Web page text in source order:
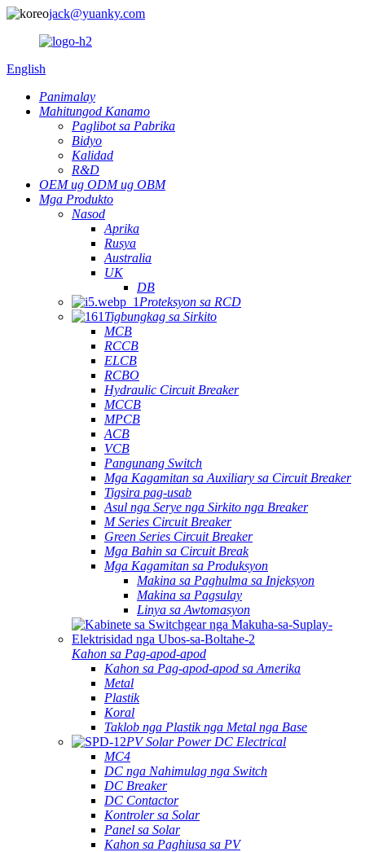
jack@yuanky.com
English
Panimalay
Mahitungod Kanamo
Paglibot sa Pabrika
Bidyo
Kalidad
R&D
OEM ug ODM ug OBM
Mga Produkto
Nasod
Aprika
Rusya
Australia
UK
DB
Proteksyon sa RCD
Tigbungkag sa Sirkito
MCB
RCCB
ELCB
RCBO
Hydraulic Circuit Breaker
MCCB
MPCB
ACB
VCB
Pangunang Switch
Mga Kagamitan sa Auxiliary sa Circuit Breaker
Tigsira pag-usab
Asul nga Serye nga Sirkito nga Breaker
M Series Circuit Breaker
Green Series Circuit Breaker
Mga Bahin sa Circuit Break
Mga Kagamitan sa Produksyon
Makina sa Paghulma sa Injeksyon
Makina sa Pagsulay
Linya sa Awtomasyon
Kahon sa Pag-apod-apod
Kahon sa Pag-apod-apod sa Amerika
Metal
Plastik
Koral
Taklob nga Plastik nga Metal nga Base
PV Solar Power DC Electrical
MC4
DC nga Nahimulag nga Switch
DC Breaker
DC Contactor
Kontroler sa Solar
Panel sa Solar
Kahon sa Paghiusa sa PV